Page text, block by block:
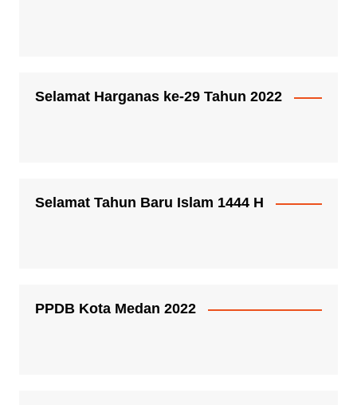
Selamat Harganas ke-29 Tahun 2022
Selamat Tahun Baru Islam 1444 H
PPDB Kota Medan 2022